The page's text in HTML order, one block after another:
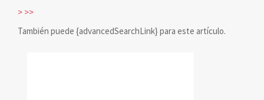
> >>
También puede {advancedSearchLink} para este artículo.